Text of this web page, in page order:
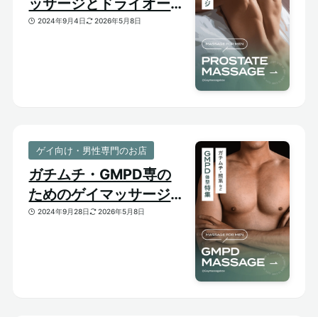
ズム【はじめての前立腺
2024年9月4日 2026年5月8日
ゲイ向け・男性専門のお店
ガチムチ・GMPD専の
ためのゲイマッサージ
【太め・熊系のおすすめ
2024年9月28日 2026年5月8日